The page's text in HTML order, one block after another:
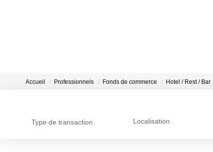
Accueil Professionnels Fonds de commerce Hotel / Rest / Bar
Type de transaction Localisation